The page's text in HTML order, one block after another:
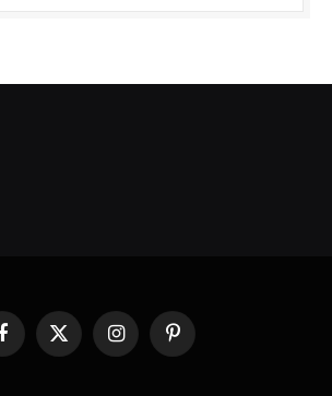
Facebook
X
(Twitter)
InstagramPinterest